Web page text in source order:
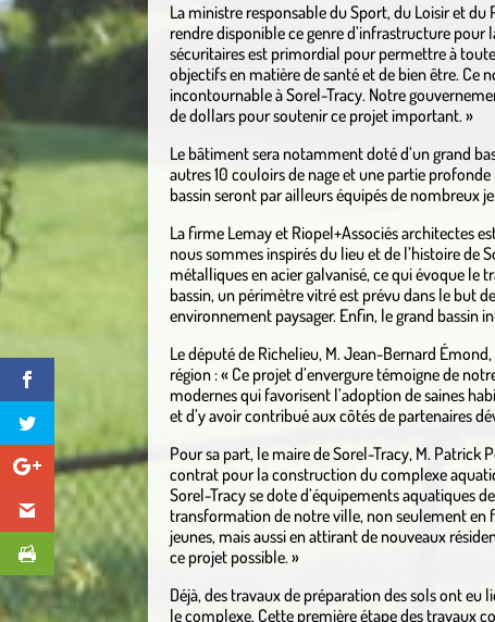
La ministre responsable du Sport, du Loisir et
rendre disponible ce genre d’infrastructure pour
sécuritaires est primordial pour permettre à
objectifs en matière de santé et de bien être. Ce
incontournable à Sorel-Tracy. Notre
de dollars pour soutenir ce projet important. »
Le bâtiment sera notamment doté d’un grand
autres 10 couloirs de nage et une partie
bassin seront par ailleurs équipés de nombreux
La firme Lemay et Riopel+Associés architectes
nous sommes inspirés du lieu et de l’histoire de
métalliques en acier galvanisé, ce qui évoque le
bassin, un périmètre vitré est prévu dans le but
environnement paysager. Enfin, le grand bassin
Le député de Richelieu, M. Jean-Bernard
région : « Ce projet d’envergure témoigne de
modernes qui favorisent l’adoption de saines
et d’y avoir contribué aux côtés de partenaires
Pour sa part, le maire de Sorel-Tracy, M. Patrick
contrat pour la construction du complexe
Sorel-Tracy se dote d’équipements aquatiques
transformation de notre ville, non seulement en
jeunes, mais aussi en attirant de nouveaux
ce projet possible. »
Déjà, des travaux de préparation des sols ont eu
le complexe. Cette première étape des travaux